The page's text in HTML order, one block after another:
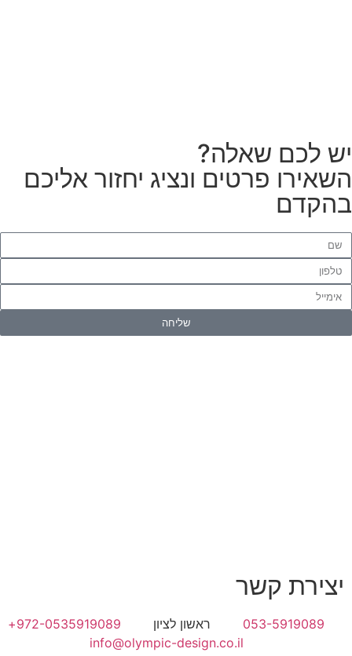
לכם שאלה?
פרטים ונציג יחזור אליכם
שליחה
יצירת קשר
053-5919089 ראשון לציון
972-0535919089+
info@olympic-design.co.il